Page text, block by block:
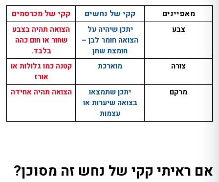
מאפיינים קקי של נחשים קקי של מכרסמים
צבע
יתכן שיהיה על
הצואה חומר לבן –
חומצת שתן
הצואה תהיה בצבע
שחור או חום כהה
בלבד.
צורה
מוארכת
קטנה כמו גלולות או
אורז
מרקם
יתכן שתמצאו
בצואה שיערות או
עצמות
הצואה תהיה אחידה
אם ראיתי קקי של נחש זה מסוכן?